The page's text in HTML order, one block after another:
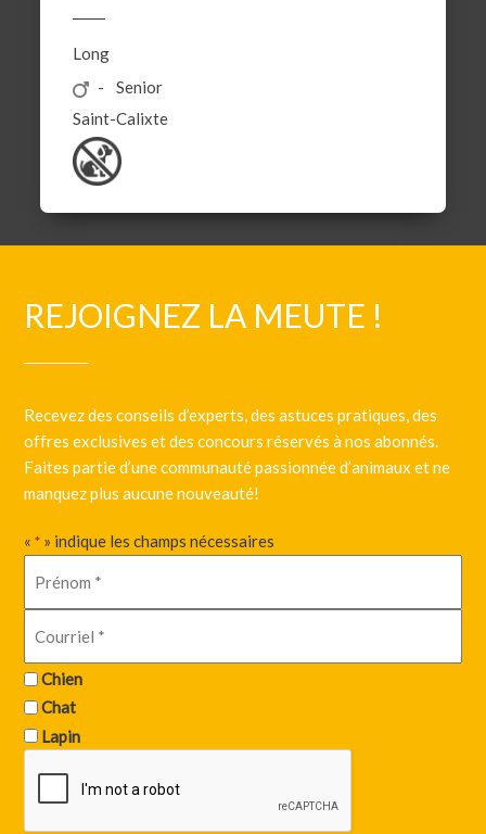
Long
Senior
Saint-Calixte
REJOIGNEZ LA MEUTE !
Recevez des conseils d’experts, des astuces pratiques, des
offres exclusives et des concours réservés à nos abonnés.
Faites partie d’une communauté passionnée d’animaux et ne
manquez plus aucune nouveauté!
«* » indique les champs nécessaires
Chien
Chat
Lapin